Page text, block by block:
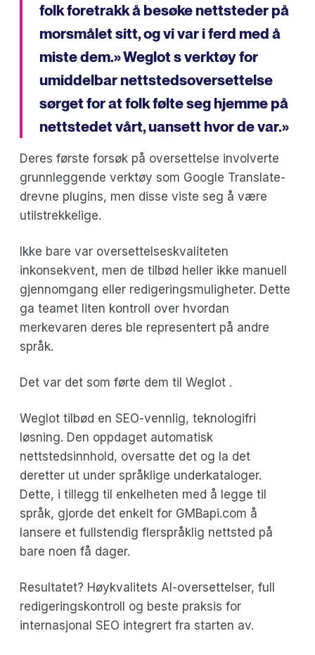
folk foretrakk å besøke nettsteder på
morsmålet sitt, og vi var i ferd med å
miste dem.» Weglot s verktøy for
umiddelbar nettstedsoversettelse
sørget for at folk følte seg hjemme på
nettstedet vårt, uansett hvor de var.»
Deres første forsøk på oversettelse involverte
grunnleggende verktøy som Google Translate-
drevne plugins, men disse viste seg å være
utilstrekkelige.
Ikke bare var oversettelseskvaliteten
inkonsekvent, men de tilbød heller ikke manuell
gjennomgang eller redigeringsmuligheter. Dette
ga teamet liten kontroll over hvordan
merkevaren deres ble representert på andre
språk.
Det var det som førte dem til Weglot .
Weglot tilbød en SEO-vennlig, teknologifri
løsning. Den oppdaget automatisk
nettstedsinnhold, oversatte det og la det
deretter ut under språklige underkataloger.
Dette, i tillegg til enkelheten med å legge til
språk, gjorde det enkelt for GMBapi.com å
lansere et fullstendig flerspråklig nettsted på
bare noen få dager.
Resultatet? Høykvalitets AI-oversettelser, full
redigeringskontroll og beste praksis for
internasjonal SEO integrert fra starten av.